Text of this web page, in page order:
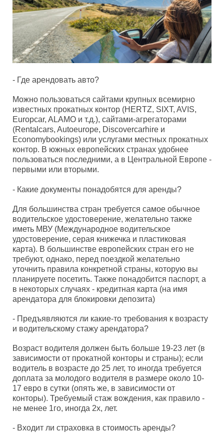
- Где арендовать авто?
Можно пользоваться сайтами крупных всемирно
известных прокатных контор (HERTZ, SIXT, AVIS,
Europcar, ALAMO и т.д.), сайтами-агрегаторами
(Rentalcars, Autoeurope, Discovercarhire и
Economybookings) или услугами местных прокатных
контор. В южных европейских странах удобнее
пользоваться последними, а в Центральной Европе -
первыми или вторыми.
- Какие документы понадобятся для аренды?
Для большинства стран требуется самое обычное
водительское удостоверение, желательно также
иметь МВУ (Международное водительское
удостоверение, серая книжечка и пластиковая
карта). В большинстве европейских стран его не
требуют, однако, перед поездкой желательно
уточнить правила конкретной страны, которую вы
планируете посетить. Также понадобится паспорт, а
в некоторых случаях - кредитная карта (на имя
арендатора для блокировки депозита)
- Предъявляются ли какие-то требования к возрасту
и водительскому стажу арендатора?
Возраст водителя должен быть больше 19-23 лет (в
зависимости от прокатной конторы и страны); если
водитель в возрасте до 25 лет, то иногда требуется
доплата за молодого водителя в размере около 10-
17 евро в сутки (опять же, в зависимости от
конторы). Требуемый стаж вождения, как правило -
не менее 1го, иногда 2х, лет.
- Входит ли страховка в стоимость аренды?